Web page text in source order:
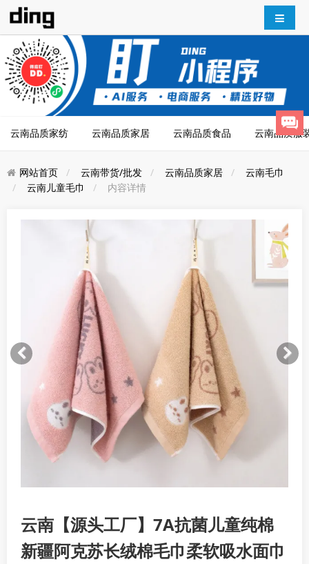
云南品质家纺 云南品质家居 云南品质食品 云南品质服
网站首页 云南带货/批发 云南品质家居
云南毛巾
云南儿童毛巾
内容详情
云南【源头工厂】7A抗菌儿童纯棉
新疆阿克苏长绒棉毛巾柔软吸水面巾